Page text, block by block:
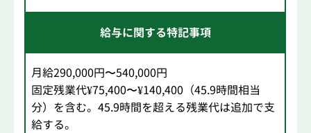
給与に関する特記事項
月給290,000円〜540,000円
固定残業代¥75,400〜¥140,400（45.9時間相当
分）を含む。45.9時間を超える残業代は追加で支
給する。